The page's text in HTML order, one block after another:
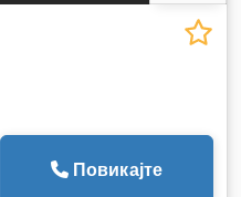
Повикајте